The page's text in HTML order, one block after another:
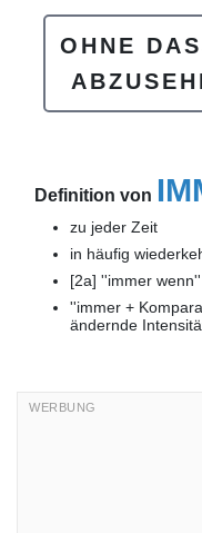
OHNE
Definition von
zu jeder Zeit
in häufig
[2a] ''immer
''immer +
ändernde